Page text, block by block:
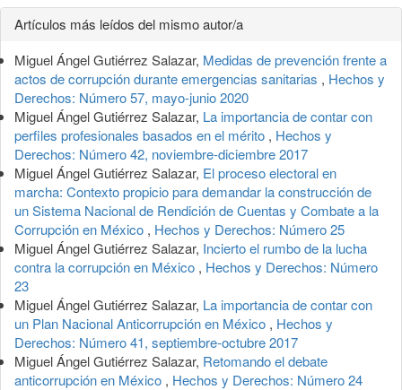
Detalles
del
artículo
Artículos más leídos del mismo autor/a
Miguel Ángel Gutiérrez Salazar, Medidas de prevención frente a
actos de corrupción durante emergencias sanitarias , Hechos y
Derechos: Número 57, mayo-junio 2020
Miguel Ángel Gutiérrez Salazar, La importancia de contar con
perfiles profesionales basados en el mérito , Hechos y
Derechos: Número 42, noviembre-diciembre 2017
Miguel Ángel Gutiérrez Salazar, El proceso electoral en
marcha: Contexto propicio para demandar la construcción de
un Sistema Nacional de Rendición de Cuentas y Combate a la
Corrupción en México , Hechos y Derechos: Número 25
Miguel Ángel Gutiérrez Salazar, Incierto el rumbo de la lucha
contra la corrupción en México , Hechos y Derechos: Número
23
Miguel Ángel Gutiérrez Salazar, La importancia de contar con
un Plan Nacional Anticorrupción en México , Hechos y
Derechos: Número 41, septiembre-octubre 2017
Miguel Ángel Gutiérrez Salazar, Retomando el debate
anticorrupción en México , Hechos y Derechos: Número 24